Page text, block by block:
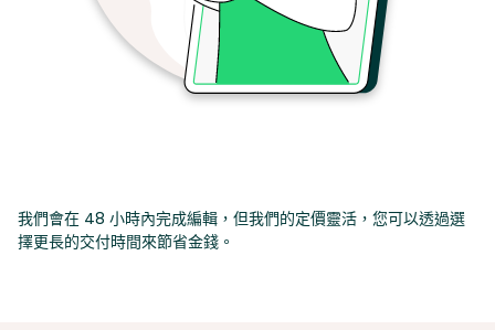
我們會在 48 小時內完成編輯，但我們的定價靈活，您可以透過選
擇更長的交付時間來節省金錢。